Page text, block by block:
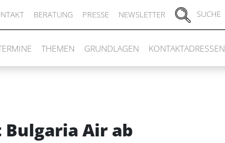
BERATUNG PRESSE NEWSLETTER SUCHE
THEMEN GRUNDLAGEN KONTAKTADRESSEN
Air ab